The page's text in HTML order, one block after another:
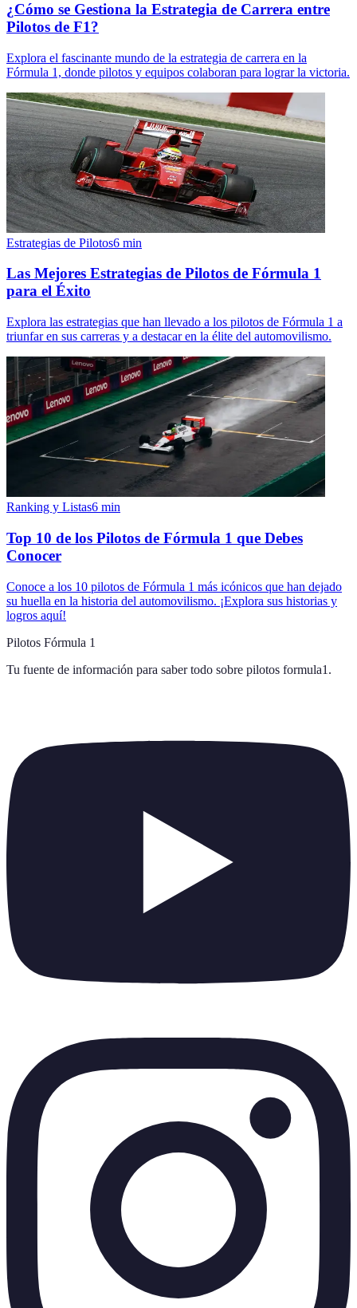
¿Cómo se Gestiona la Estrategia de Carrera entre
Pilotos de F1?
Explora el fascinante mundo de la estrategia de carrera en la
Fórmula 1, donde pilotos y equipos colaboran para lograr la victoria.
Estrategias de Pilotos6 min
Las Mejores Estrategias de Pilotos de Fórmula 1
para el Éxito
Explora las estrategias que han llevado a los pilotos de Fórmula 1 a
triunfar en sus carreras y a destacar en la élite del automovilismo.
Ranking y Listas6 min
Top 10 de los Pilotos de Fórmula 1 que Debes
Conocer
Conoce a los 10 pilotos de Fórmula 1 más icónicos que han dejado
su huella en la historia del automovilismo. ¡Explora sus historias y
logros aquí!
Pilotos Fórmula 1
Tu fuente de información para saber todo sobre pilotos formula1 .